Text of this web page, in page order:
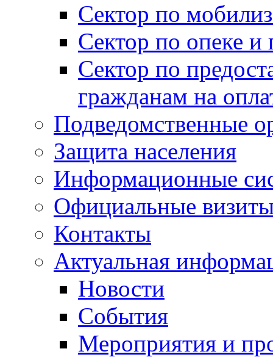
Сектор по
Сектор по опеке и
Сектор по
гражданам на
Подведомственные
Защита населения
Информационные
Официальные
Контакты
Актуальная
Новости
События
Мероприятия и